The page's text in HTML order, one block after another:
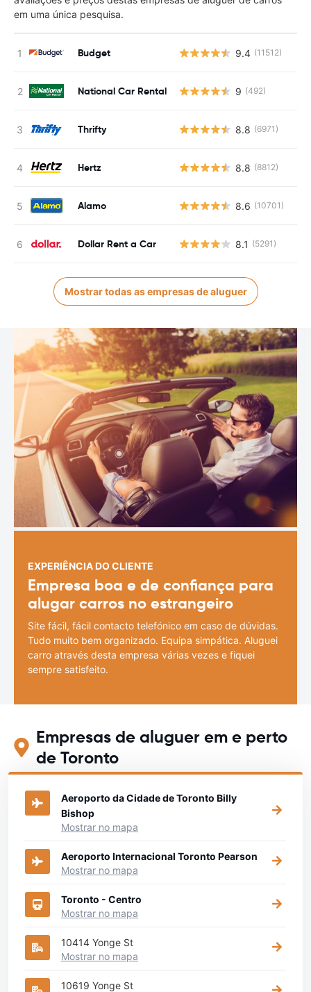
em uma única pesquisa.
Budget 9.4 (11512)
National Car Rental 9 (492)
Thrifty 8.8 (6971)
Hertz 8.8 (8812)
Alamo 8.6 (10701)
Dollar Rent a Car 8.1 (5291)
Mostrar todas as empresas de aluguer
EXPERIÊNCIA DO CLIENTE
Empresa boa e de confiança para
alugar carros no estrangeiro
Site fácil, fácil contacto telefónico em caso de dúvidas.
Tudo muito bem organizado. Equipa simpática. Aluguei
carro através desta empresa várias vezes e fiquei
sempre satisfeito.
Empresas de aluguer em e perto
de Toronto
Aeroporto da Cidade de Toronto Billy
Bishop
Mostrar no mapa
Aeroporto Internacional Toronto Pearson
Mostrar no mapa
Toronto - Centro
Mostrar no mapa
10414 Yonge St
Mostrar no mapa
10619 Yonge St